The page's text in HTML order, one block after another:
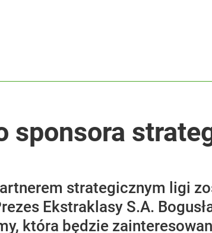
sponsora
strategicznym ligi
Ekstraklasy S.A.
która będzie